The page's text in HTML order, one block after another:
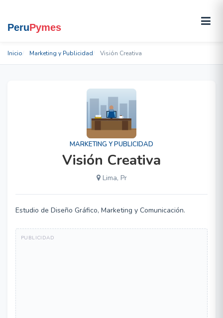
Inicio Marketing y Publicidad Visión Creativa
MARKETING Y PUBLICIDAD
Visión Creativa
Lima, Pr
Estudio de Diseño Gráfico, Marketing y Comunicación.